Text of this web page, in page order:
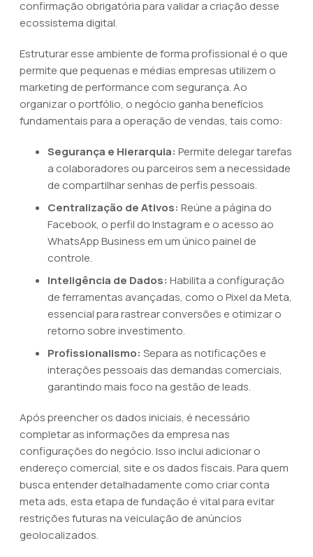
confirmação obrigatória para validar a criação desse
ecossistema digital.
Estruturar esse ambiente de forma profissional é o que
permite que pequenas e médias empresas utilizem o
marketing de performance com segurança. Ao
organizar o portfólio, o negócio ganha benefícios
fundamentais para a operação de vendas, tais como:
Segurança e Hierarquia: Permite delegar tarefas
a colaboradores ou parceiros sem a necessidade
de compartilhar senhas de perfis pessoais.
Centralização de Ativos: Reúne a página do
Facebook, o perfil do Instagram e o acesso ao
WhatsApp Business em um único painel de
controle.
Inteligência de Dados: Habilita a configuração
de ferramentas avançadas, como o Pixel da Meta,
essencial para rastrear conversões e otimizar o
retorno sobre investimento.
Profissionalismo: Separa as notificações e
interações pessoais das demandas comerciais,
garantindo mais foco na gestão de leads.
Após preencher os dados iniciais, é necessário
completar as informações da empresa nas
configurações do negócio. Isso inclui adicionar o
endereço comercial, site e os dados fiscais. Para quem
busca entender detalhadamente como criar conta
meta ads, esta etapa de fundação é vital para evitar
restrições futuras na veiculação de anúncios
geolocalizados.